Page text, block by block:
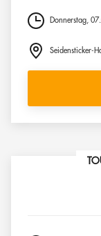
Donnerstag,
Seidensticker-